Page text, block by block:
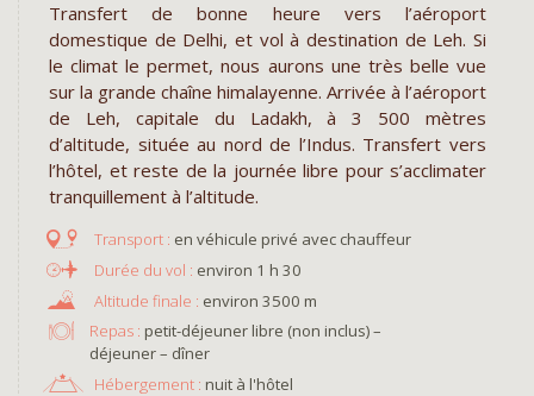
Transfert de bonne heure vers l’aéroport
domestique de Delhi, et vol à destination de Leh. Si
le climat le permet, nous aurons une très belle vue
sur la grande chaîne himalayenne. Arrivée à l’aéroport
de Leh, capitale du Ladakh, à 3 500 mètres
d’altitude, située au nord de l’Indus. Transfert vers
l’hôtel, et reste de la journée libre pour s’acclimater
tranquillement à l’altitude.
en véhicule privé avec chauffeur
environ 1 h 30
environ 3500 m
Repas : petit-déjeuner libre (non inclus) –
déjeuner – dîner
Hébergement : nuit à l'hôtel